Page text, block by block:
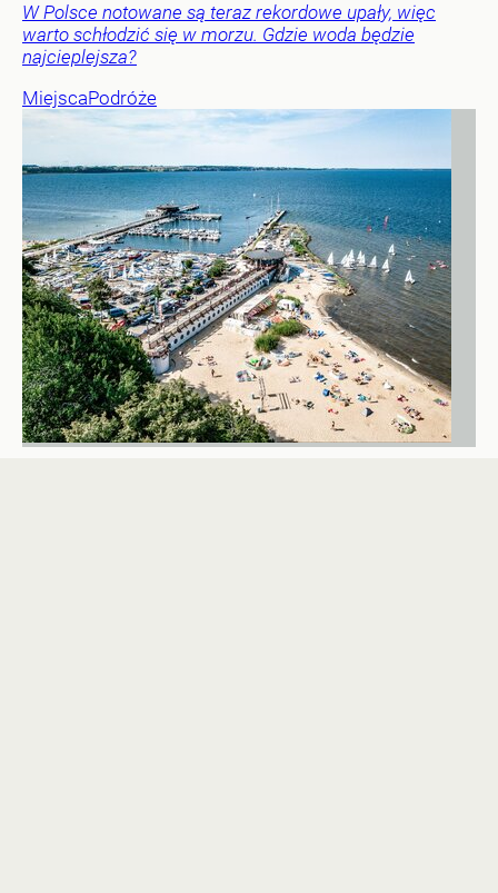
W Polsce notowane są teraz rekordowe upały, więc
warto schłodzić się w morzu. Gdzie woda będzie
najcieplejsza?
MiejscaPodróże